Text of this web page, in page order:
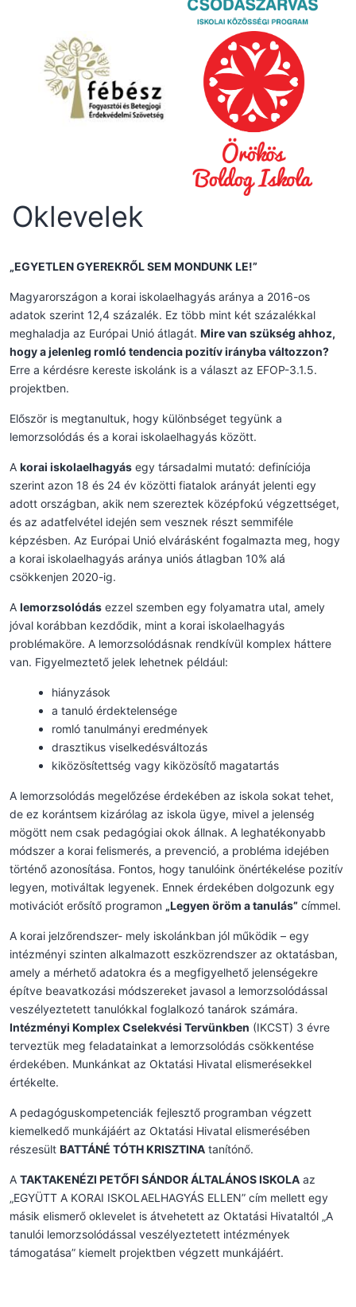
Oklevelek
„EGYETLEN GYEREKRŐL SEM MONDUNK LE!”
Magyarországon a korai iskolaelhagyás aránya a 2016-os
adatok szerint 12,4 százalék. Ez több mint két százalékkal
meghaladja az Európai Unió átlagát. Mire van szükség ahhoz,
hogy a jelenleg romló tendencia pozitív irányba változzon?
Erre a kérdésre kereste iskolánk is a választ az EFOP-3.1.5.
projektben.
Először is megtanultuk, hogy különbséget tegyünk a
lemorzsolódás és a korai iskolaelhagyás között.
A korai iskolaelhagyás egy társadalmi mutató: definíciója
szerint azon 18 és 24 év közötti fiatalok arányát jelenti egy
adott országban, akik nem szereztek középfokú végzettséget,
és az adatfelvétel idején sem vesznek részt semmiféle
képzésben. Az Európai Unió elvárásként fogalmazta meg, hogy
a korai iskolaelhagyás aránya uniós átlagban 10% alá
csökkenjen 2020-ig.
A lemorzsolódás ezzel szemben egy folyamatra utal, amely
jóval korábban kezdődik, mint a korai iskolaelhagyás
problémaköre. A lemorzsolódásnak rendkívül komplex háttere
van. Figyelmeztető jelek lehetnek például:
hiányzások
a tanuló érdektelensége
romló tanulmányi eredmények
drasztikus viselkedésváltozás
kiközösítettség vagy kiközösítő magatartás
A lemorzsolódás megelőzése érdekében az iskola sokat tehet,
de ez korántsem kizárólag az iskola ügye, mivel a jelenség
mögött nem csak pedagógiai okok állnak. A leghatékonyabb
módszer a korai felismerés, a prevenció, a probléma idejében
történő azonosítása. Fontos, hogy tanulóink önértékelése pozitív
legyen, motiváltak legyenek. Ennek érdekében dolgozunk egy
motivációt erősítő programon „Legyen öröm a tanulás” címmel.
A korai jelzőrendszer- mely iskolánkban jól működik – egy
intézményi szinten alkalmazott eszközrendszer az oktatásban,
amely a mérhető adatokra és a megfigyelhető jelenségekre
építve beavatkozási módszereket javasol a lemorzsolódással
veszélyeztetett tanulókkal foglalkozó tanárok számára.
Intézményi Komplex Cselekvési Tervünkben (IKCST) 3 évre
terveztük meg feladatainkat a lemorzsolódás csökkentése
érdekében. Munkánkat az Oktatási Hivatal elismerésekkel
értékelte.
A pedagóguskompetenciák fejlesztő programban végzett
kiemelkedő munkájáért az Oktatási Hivatal elismerésében
részesült BATTÁNÉ TÓTH KRISZTINA tanítónő.
A TAKTAKENÉZI PETŐFI SÁNDOR ÁLTALÁNOS ISKOLA az
„EGYÜTT A KORAI ISKOLAELHAGYÁS ELLEN” cím mellett egy
másik elismerő oklevelet is átvehetett az Oktatási Hivataltól „A
tanulói lemorzsolódással veszélyeztetett intézmények
támogatása” kiemelt projektben végzett munkájáért.